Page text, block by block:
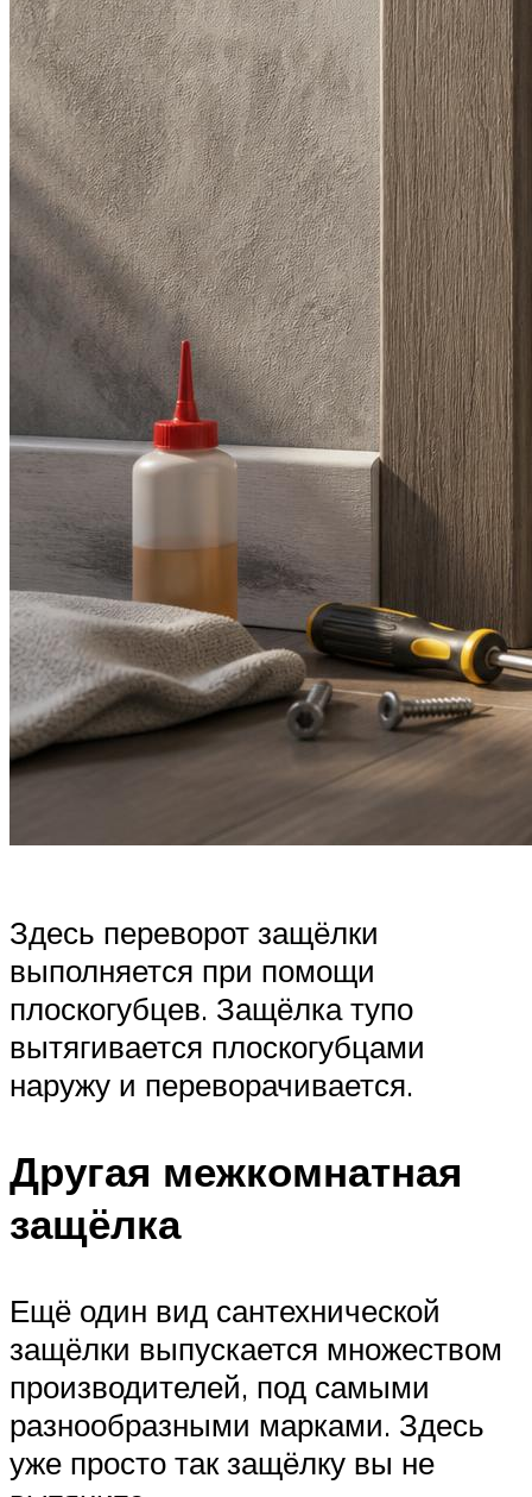
Здесь переворот защёлки
выполняется при помощи
плоскогубцев. Защёлка тупо
вытягивается плоскогубцами
наружу и переворачивается.
Другая межкомнатная
защёлка
Ещё один вид сантехнической
защёлки выпускается множеством
производителей, под самыми
разнообразными марками. Здесь
уже просто так защёлку вы не